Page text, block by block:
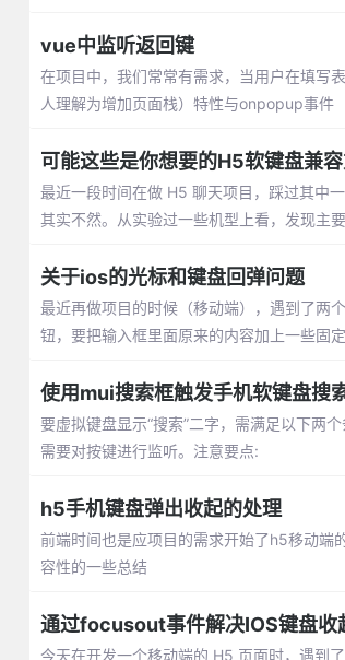
vue中监听返回键
在项目中，我们常常有需求，当用户在填写
人理解为增加页面栈）特性与onpopup事件
可能这些是你想要的H5软键盘兼
最近一段时间在做 H5 聊天项目，踩过其中
其实不然。从实验过一些机型上看，发现主要
关于ios的光标和键盘回弹问题
最近再做项目的时候（移动端），遇到了两
钮，要把输入框里面原来的内容加上一些固
使用mui搜索框触发手机软键盘搜
要虚拟键盘显示“搜索”二字，需满足以下两
需要对按键进行监听。注意要点:
h5手机键盘弹出收起的处理
前端时间也是应项目的需求开始了h5移动端
容性的一些总结
通过focusout事件解决IOS键盘收
今天在开发一个移动端的 H5 页面时，遇到